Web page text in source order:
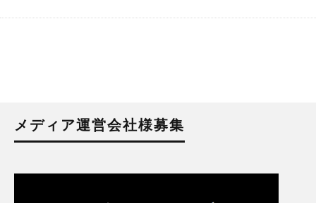
メディア運営会社様募集